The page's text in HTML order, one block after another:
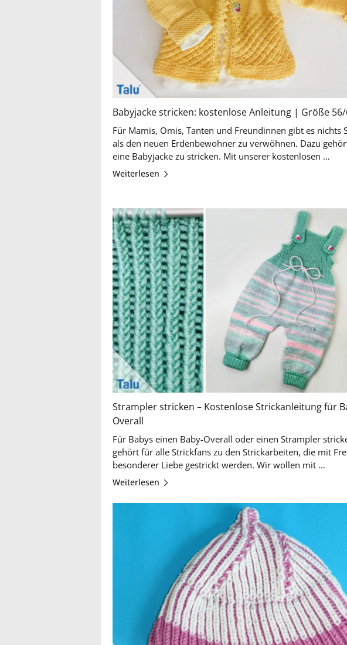
Babyjacke stricken: kostenlose Anleitung | Größe
Für Mamis, Omis, Tanten und Freundinnen gibt es nichts
als den neuen Erdenbewohner zu verwöhnen. Dazu
eine Babyjacke zu stricken. Mit unserer kostenlosen …
Weiterlesen
Strampler stricken – Kostenlose Strickanleitung für
Overall
Für Babys einen Baby-Overall oder einen Strampler
gehört für alle Strickfans zu den Strickarbeiten, die mit
besonderer Liebe gestrickt werden. Wir wollen mit …
Weiterlesen